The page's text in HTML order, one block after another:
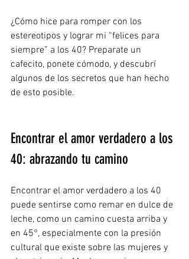
¿Cómo hice para romper con los
estereotipos y lograr mi “felices para
siempre” a los 40? Preparate un
cafecito, ponete cómodo, y descubrí
algunos de los secretos que han hecho
de esto posible.
Encontrar el amor verdadero a los
40: abrazando tu camino
Encontrar el amor verdadero a los 40
puede sentirse como remar en dulce de
leche, como un camino cuesta arriba y
en 45°, especialmente con la presión
cultural que existe sobre las mujeres y